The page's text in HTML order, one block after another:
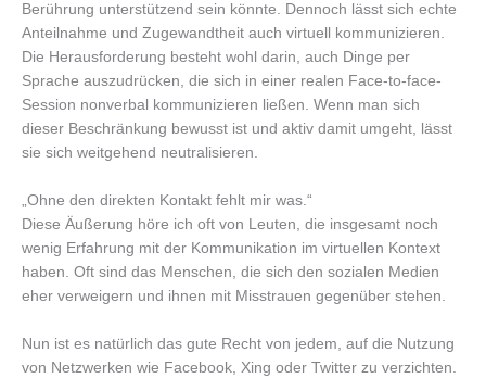
Berührung unterstützend sein könnte. Dennoch lässt sich echte
Anteilnahme und Zugewandtheit auch virtuell kommunizieren.
Die Herausforderung besteht wohl darin, auch Dinge per
Sprache auszudrücken, die sich in einer realen Face-to-face-
Session nonverbal kommunizieren ließen. Wenn man sich
dieser Beschränkung bewusst ist und aktiv damit umgeht, lässt
sie sich weitgehend neutralisieren.
„Ohne den direkten Kontakt fehlt mir was.“
Diese Äußerung höre ich oft von Leuten, die insgesamt noch
wenig Erfahrung mit der Kommunikation im virtuellen Kontext
haben. Oft sind das Menschen, die sich den sozialen Medien
eher verweigern und ihnen mit Misstrauen gegenüber stehen.
Nun ist es natürlich das gute Recht von jedem, auf die Nutzung
von Netzwerken wie Facebook, Xing oder Twitter zu verzichten.